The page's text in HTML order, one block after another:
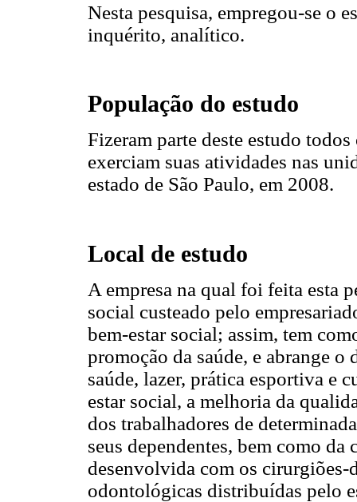
Nesta pesquisa, empregou-se o
inquérito, analítico.
População do estudo
Fizeram parte deste estudo
exerciam suas atividades nas
estado de São Paulo, em 2008.
Local de estudo
A empresa na qual foi feita esta
social custeado pelo
bem-estar social; assim, tem
promoção da saúde, e abrange
saúde, lazer, prática esportiva e
estar social, a melhoria da
dos trabalhadores de
seus dependentes, bem como
desenvolvida com os cirurgiões-
odontológicas distribuídas pelo